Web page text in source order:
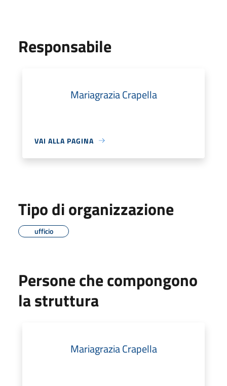
Responsabile
Mariagrazia Crapella
VAI ALLA PAGINA
Tipo di organizzazione
ufficio
Persone che compongono
la struttura
Mariagrazia Crapella